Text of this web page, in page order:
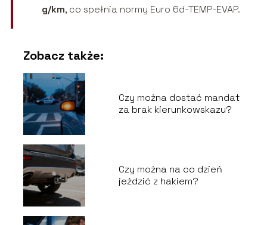
g/km, co spełnia normy Euro 6d-TEMP-EVAP.
Zobacz także:
Czy można dostać mandat
za brak kierunkowskazu?
Czy można na co dzień
jeździć z hakiem?